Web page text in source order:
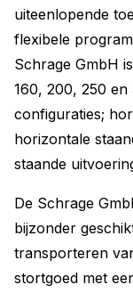
uiteenlopende
flexibele
Schrage GmbH
160, 200, 250
configuraties;
horizontale
staande
De Schrage
bijzonder
transporteren
stortgoed met